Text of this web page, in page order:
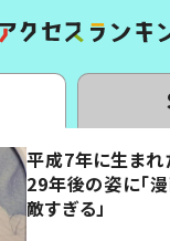
平成7年に生ま
29年後の姿に「漫
敵すぎる」